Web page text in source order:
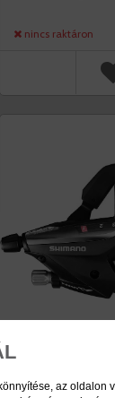
az oldalon
nincs raktáron